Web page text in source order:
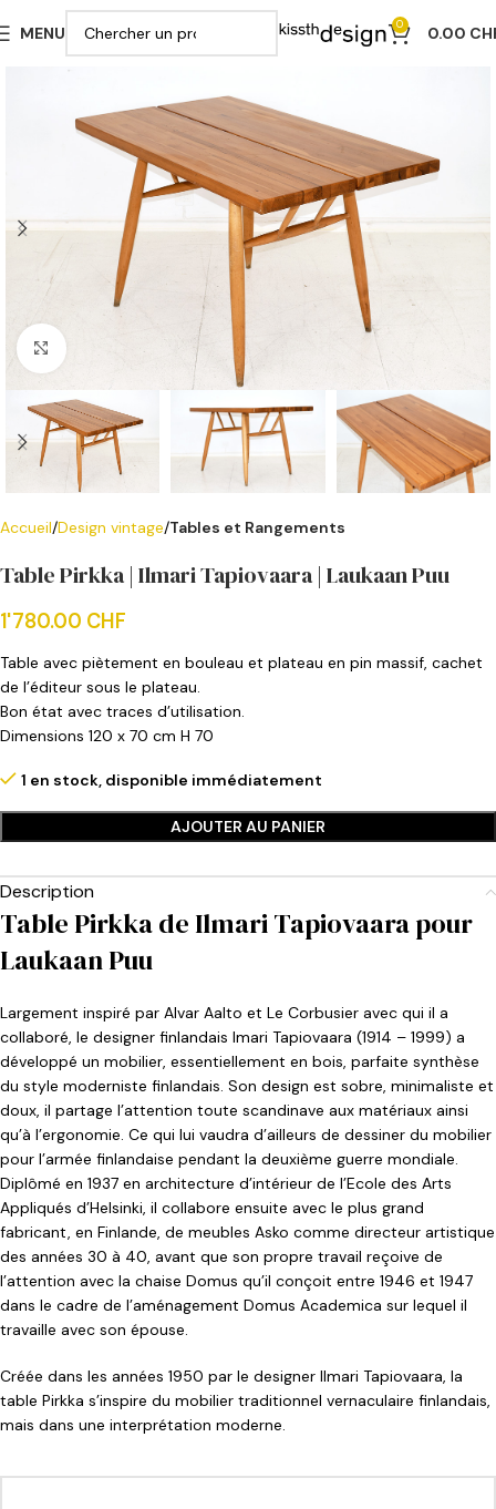
MENU 0 0.00
Cliquer pour agrandir
Accueil Design vintage Tables et Rangements
Table Pirkka | Ilmari Tapiovaara | Laukaan Puu
1'780.00 CHF
Table avec piètement en bouleau et plateau en pin massif, cachet
de l’éditeur sous le plateau.
Bon état avec traces d’utilisation.
Dimensions 120 x 70 cm H 70
1 en stock, disponible immédiatement
AJOUTER AU PANIER
Description
Table Pirkka de Ilmari Tapiovaara pour
Laukaan Puu
Largement inspiré par Alvar Aalto et Le Corbusier avec qui il a
collaboré, le designer finlandais Imari Tapiovaara (1914 – 1999) a
développé un mobilier, essentiellement en bois, parfaite synthèse
du style moderniste finlandais. Son design est sobre, minimaliste et
doux, il partage l’attention toute scandinave aux matériaux ainsi
qu’à l’ergonomie. Ce qui lui vaudra d’ailleurs de dessiner du mobilier
pour l’armée finlandaise pendant la deuxième guerre mondiale.
Diplômé en 1937 en architecture d’intérieur de l’Ecole des Arts
Appliqués d’Helsinki, il collabore ensuite avec le plus grand
fabricant, en Finlande, de meubles Asko comme directeur artistique
des années 30 à 40, avant que son propre travail reçoive de
l’attention avec la chaise Domus qu’il conçoit entre 1946 et 1947
dans le cadre de l’aménagement Domus Academica sur lequel il
travaille avec son épouse.
Créée dans les années 1950 par le designer Ilmari Tapiovaara, la
table Pirkka s’inspire du mobilier traditionnel vernaculaire finlandais,
mais dans une interprétation moderne.